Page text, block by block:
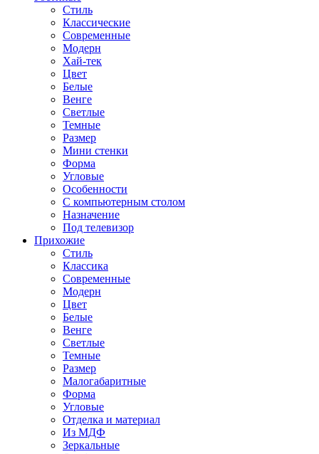
Стиль
Классические
Современные
Модерн
Хай-тек
Цвет
Белые
Венге
Светлые
Темные
Размер
Мини стенки
Форма
Угловые
Особенности
С компьютерным столом
Назначение
Под телевизор
Прихожие
Стиль
Классика
Современные
Модерн
Цвет
Белые
Венге
Светлые
Темные
Размер
Малогабаритные
Форма
Угловые
Отделка и материал
Из МДФ
Зеркальные